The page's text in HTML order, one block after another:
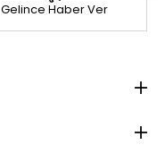
Gelince Haber Ver